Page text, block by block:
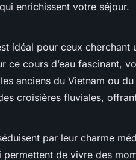
enrichissent votre séjour.
idéal pour ceux cherchant
ce cours d’eau fascinant,
anciens du Vietnam ou
croisières fluviales,
par leur charme
de vivre des